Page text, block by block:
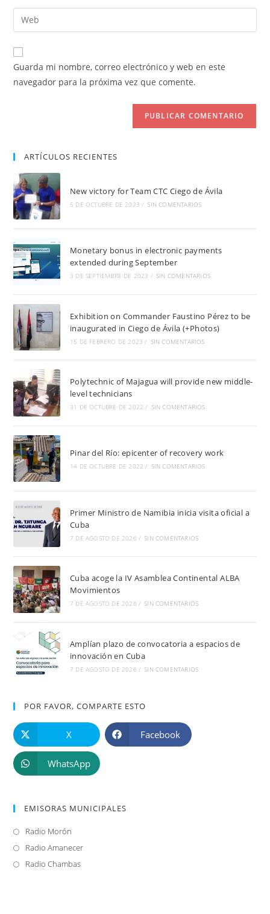
de
usuario
para
comentar
dirección
de
electrónico
para
comentar
Introduce
la
URL
de
Guarda mi nombre, correo electrónico y web en este
navegador para la próxima vez que comente.
ARTÍCULOS RECIENTES
New victory for Team CTC Ciego de Ávila
5 DE OCTUBRE DE 2023 / SIN COMENTARIOS
Monetary bonus in electronic payments
extended during September
3 DE SEPTIEMBRE DE 2023 / SIN COMENTARIOS
Exhibition on Commander Faustino Pérez to be
inaugurated in Ciego de Ávila (+Photos)
15 DE FEBRERO DE 2023 / SIN COMENTARIOS
Polytechnic of Majagua will provide new middle-
level technicians
31 DE OCTUBRE DE 2022 / SIN COMENTARIOS
Pinar del Río: epicenter of recovery work
14 DE OCTUBRE DE 2022 / SIN COMENTARIOS
Primer Ministro de Namibia inicia visita oficial a
Cuba
7 DE AGOSTO DE 2026 / SIN COMENTARIOS
Cuba acoge la IV Asamblea Continental ALBA
Movimientos
7 DE AGOSTO DE 2026 / SIN COMENTARIOS
Amplían plazo de convocatoria a espacios de
innovación en Cuba
7 DE AGOSTO DE 2026 / SIN COMENTARIOS
POR FAVOR, COMPARTE ESTO
X Facebook
WhatsApp
EMISORAS MUNICIPALES
Radio Morón
abre
en
Radio AmanecerSe
Radio ChambasSe